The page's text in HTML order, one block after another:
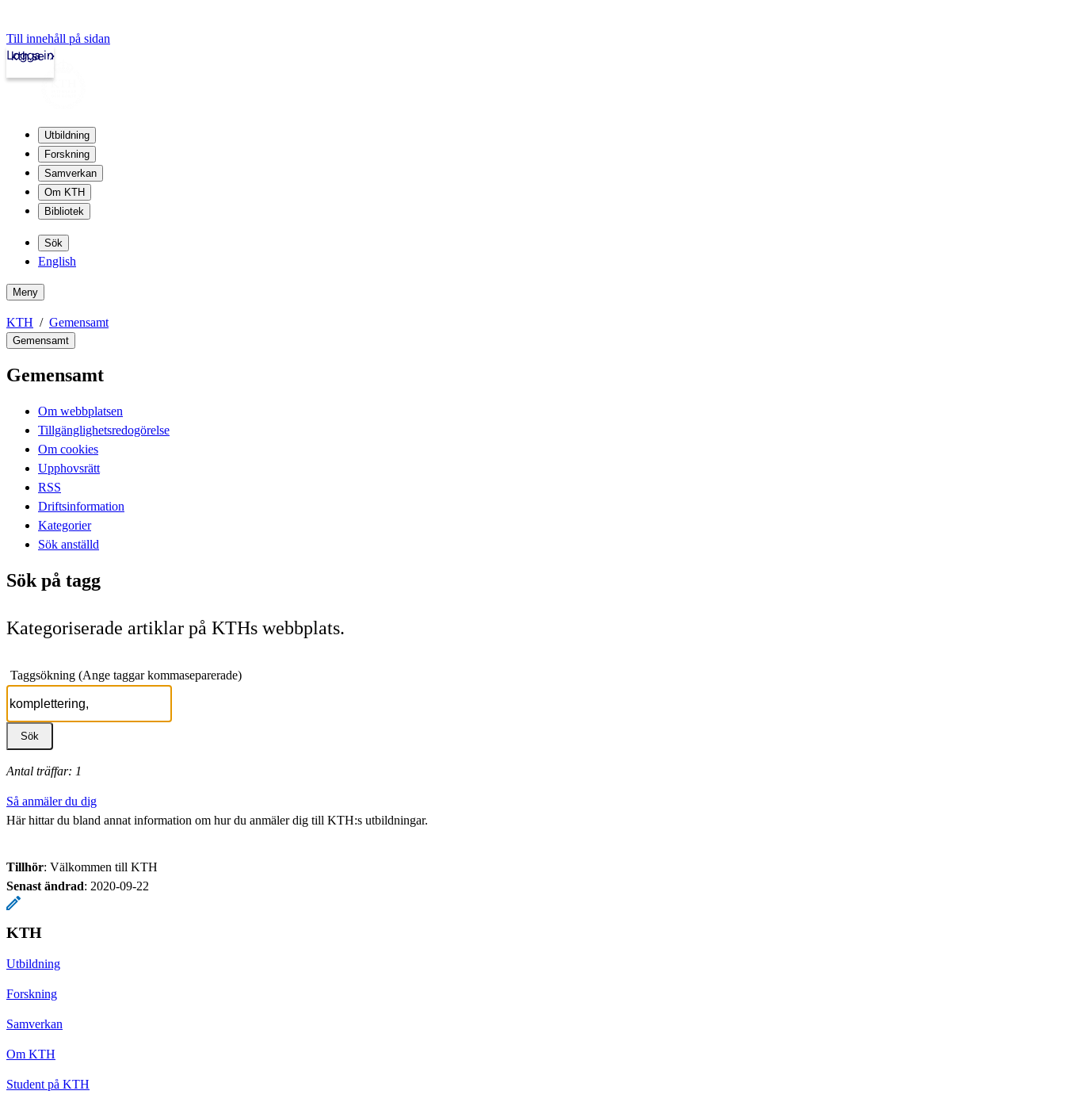
Till innehåll på sidan
kth.se
Logga in
Utbildning
Forskning
Samverkan
Om KTH
Bibliotek
Sök
English
Meny
KTH Gemensamt
Gemensamt
Gemensamt
Om webbplatsen
Tillgänglighetsredogörelse
Om cookies
Upphovsrätt
RSS
Driftsinformation
Kategorier
Sök anställd
Sök på tagg
Kategoriserade artiklar på KTHs webbplats.
Taggsökning (Ange taggar kommaseparerade)
Antal träffar: 1
Så anmäler du dig
Här hittar du bland annat information om hur du anmäler dig till KTH:s utbildningar.
Tillhör: Välkommen till KTH
Senast ändrad: 2020-09-22
KTH
Utbildning
Forskning
Samverkan
Om KTH
Student på KTH